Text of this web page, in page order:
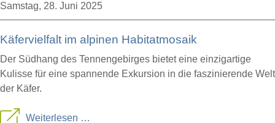
Samstag, 28. Juni 2025
Käfervielfalt im alpinen Habitatmosaik
Der Südhang des Tennengebirges bietet eine einzigartige
Kulisse für eine spannende Exkursion in die faszinierende Welt
der Käfer.
Weiterlesen …